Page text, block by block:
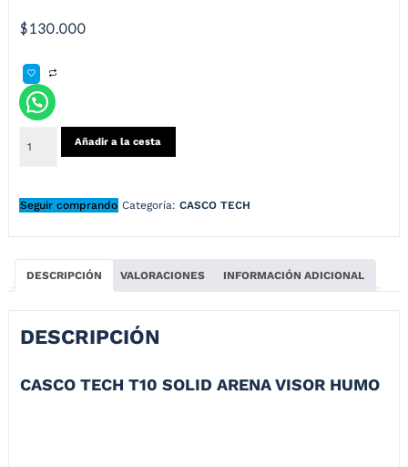
$130.000
Añadir a la cesta
Seguir comprando Categoría: CASCO TECH
DESCRIPCIÓN VALORACIONES INFORMACIÓN ADICIONAL
DESCRIPCIÓN
CASCO TECH T10 SOLID ARENA VISOR HUMO